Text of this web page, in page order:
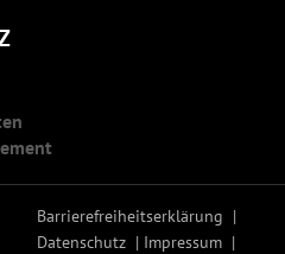
Barrierefreiheitserklärung
Datenschutz
Impressum